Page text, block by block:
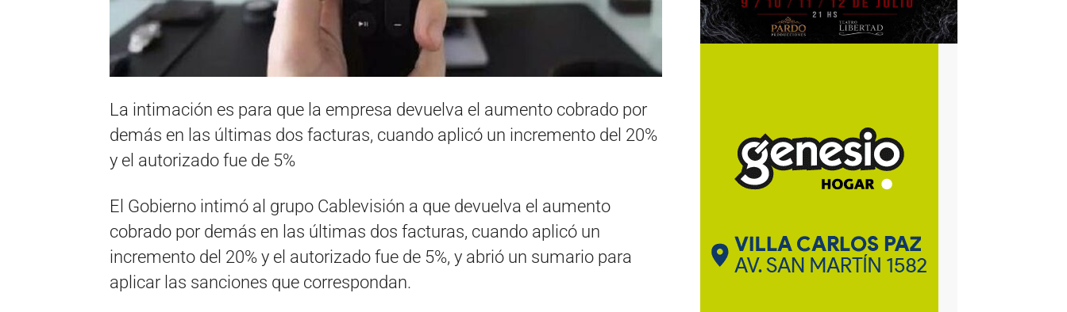
La intimación es para que la empresa devuelva el aumento cobrado por
demás en las últimas dos facturas, cuando aplicó un incremento del 20%
y el autorizado fue de 5%
El Gobierno intimó al grupo Cablevisión a que devuelva el aumento
cobrado por demás en las últimas dos facturas, cuando aplicó un
incremento del 20% y el autorizado fue de 5%, y abrió un sumario para
aplicar las sanciones que correspondan.